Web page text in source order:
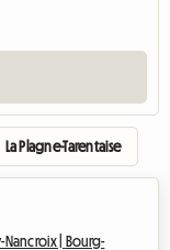
La Plagne-Tarentaise
Nancroix | Bourg-